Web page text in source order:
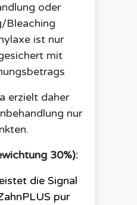
oder
Bleaching
ist nur
mit
erzielt daher
nur
30%):
die Signal
pur